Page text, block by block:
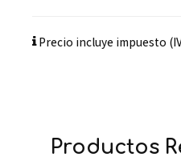
Precio incluye impuesto
Productos